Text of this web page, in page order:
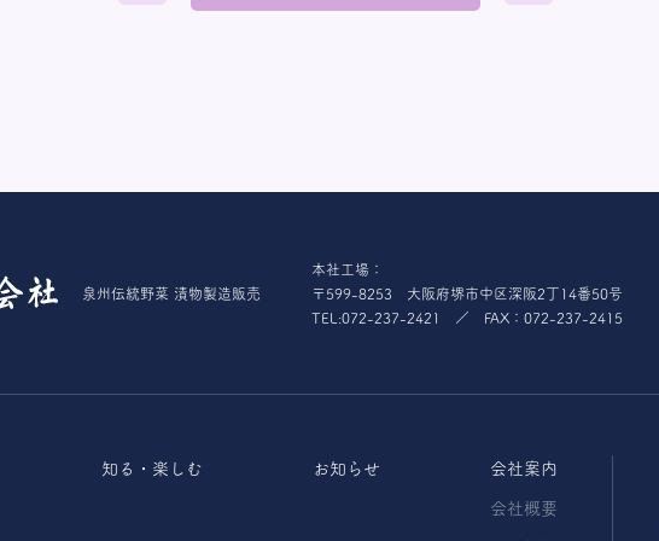
泉州伝統野菜 漬物製造販売
本社工場：
〒599-8253 大阪府堺市中区深阪2丁14番50号
TEL:072-237-2421 ／ FAX：072-237-2415
知る・楽しむ お知らせ 会社案内
会社概要